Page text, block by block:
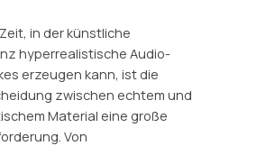
in der künstliche
hyperrealistische Audio-
erzeugen kann, ist die
zwischen echtem und
Material eine große
Von